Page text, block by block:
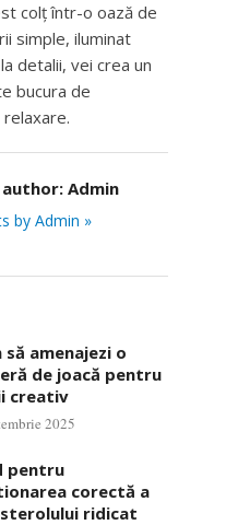
colț într-o oază de
simple, iluminat
detalii, vei crea un
bucura de
Admin
by Admin »
să amenajezi o
de joacă pentru
creativ
2025
pentru
corectă a
ridicat